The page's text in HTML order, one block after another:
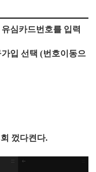
심카드번호를 입력
입 선택 (번호이동으
껐다켠다.